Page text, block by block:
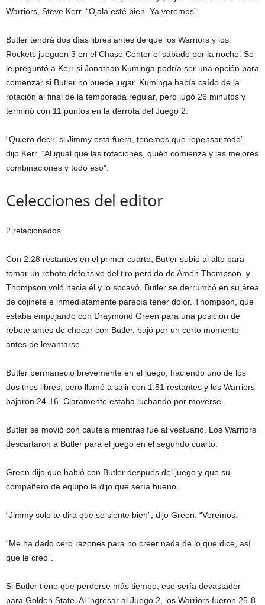
Warriors, Steve Kerr. “Ojalá esté bien. Ya veremos”.
Butler tendrá dos días libres antes de que los Warriors y los
Rockets jueguen 3 en el Chase Center el sábado por la noche. Se
le preguntó a Kerr si Jonathan Kuminga podría ser una opción para
comenzar si Butler no puede jugar. Kuminga había caído de la
rotación al final de la temporada regular, pero jugó 26 minutos y
terminó con 11 puntos en la derrota del Juego 2.
“Quiero decir, si Jimmy está fuera, tenemos que repensar todo”,
dijo Kerr. “Al igual que las rotaciones, quién comienza y las mejores
combinaciones y todo eso”.
Celecciones del editor
2 relacionados
Con 2:28 restantes en el primer cuarto, Butler subió al alto para
tomar un rebote defensivo del tiro perdido de Amén Thompson, y
Thompson voló hacia él y lo socavó. Butler se derrumbó en su área
de cojinete e inmediatamente parecía tener dolor. Thompson, que
estaba empujando con Draymond Green para una posición de
rebote antes de chocar con Butler, bajó por un corto momento
antes de levantarse.
Butler permaneció brevemente en el juego, haciendo uno de los
dos tiros libres, pero llamó a salir con 1:51 restantes y los Warriors
bajaron 24-16. Claramente estaba luchando por moverse.
Butler se movió con cautela mientras fue al vestuario. Los Warriors
descartaron a Butler para el juego en el segundo cuarto.
Green dijo que habló con Butler después del juego y que su
compañero de equipo le dijo que sería bueno.
“Jimmy solo te dirá que se siente bien”, dijo Green. “Veremos.
“Me ha dado cero razones para no creer nada de lo que dice, así
que le creo”.
Si Butler tiene que perderse más tiempo, eso sería devastador
para Golden State. Al ingresar al Juego 2, los Warriors fueron 25-8